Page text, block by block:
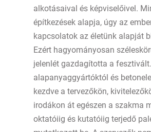
alkotásaival és képviselőivel.
építkezések alapja, úgy az
kapcsolatok az életünk alapját
Ezért hagyományosan
jelenlét gazdagította a
alapanyaggyártóktól és
kezdve a tervezőkön,
irodákon át egészen a szakma
oktatóiig és kutatóiig terjedő